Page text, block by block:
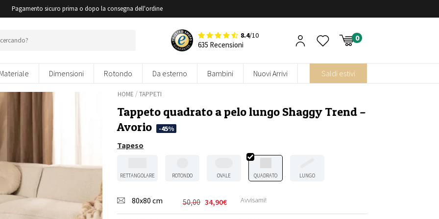
Pagamento sicuro prima o dopo la consegna dell'ordine
8.4/10
635 Recensioni
Dimensioni Rotondo Da esterno Bambini Nuovi Arrivi Saldi estivi
HOME /TAPPETI
Tappeto quadrato a pelo lungo Shaggy Trend –
Avorio
-45%
Tapeso
RETTANGOLARE ROTONDO OVALE QUADRATO LUNGO
80x80 cm 50,00
Il
prezzo
34,90€
Il
prezzo
Avvisami!